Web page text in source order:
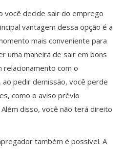
você decide sair do emprego
vantagem dessa opção é a
mais conveniente para
uma maneira de sair em bons
com o
pedir demissão, você perde
como o aviso prévio
disso, você não terá direito
também é possível. A